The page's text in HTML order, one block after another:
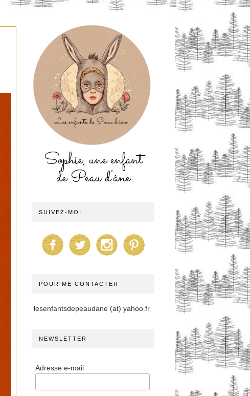
Sophie, une enfant
de Peau d'âne
SUIVEZ-MOI
POUR ME CONTACTER
lesenfantsdepeaudane (at) yahoo.fr
NEWSLETTER
Adresse e-mail